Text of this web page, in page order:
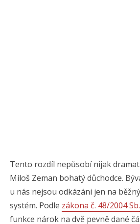
Tento rozdíl nepůsobí nijak
Miloš Zeman bohatý důchodce.
u nás nejsou odkázáni jen na
systém. Podle zákona č. 48/2004 Sb.
funkce nárok na dvě pevně dané